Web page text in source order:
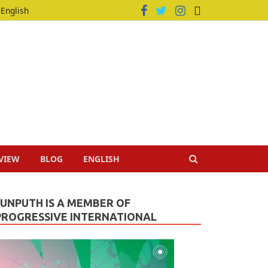
English
BLOG ENGLISH
IS A MEMBER OF
INTERNATIONAL